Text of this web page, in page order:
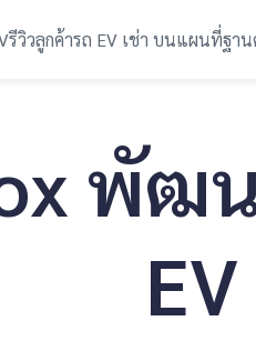
รีวิวลูกค้ารถ EV เช่า บนแผนที่ฐาน
พัฒ
EV